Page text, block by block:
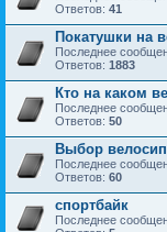
Ответов: 41
Покатушки на
Последнее
Ответов: 1883
Кто на каком
Последнее
Ответов: 50
Выбор
Последнее
Ответов: 60
спортбайк
Последнее